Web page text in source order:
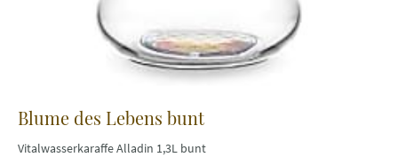
Blume des Lebens bunt
Vitalwasserkaraffe Alladin 1,3L bunt